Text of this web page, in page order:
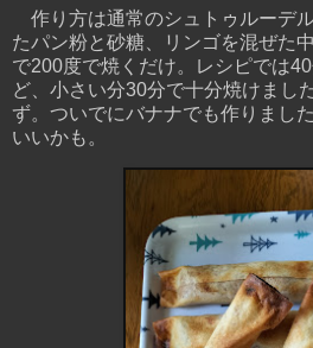
作り方は通常のシュトゥルーデ
たパン粉と砂糖、リンゴを混ぜた
で200度で焼くだけ。レシピでは
ど、小さい分30分で十分焼けまし
ず。ついでにバナナでも作りまし
いいかも。